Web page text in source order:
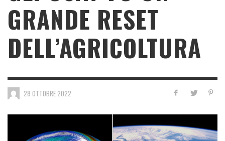
GRANDE RESET
DELL’AGRICOLTURA
28 OTTOBRE 2022